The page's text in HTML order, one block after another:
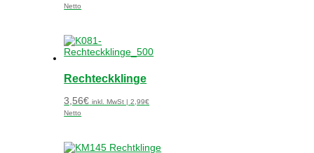
Netto
Rechteckklinge
3,56€ inkl. MwSt |2,99€
Netto